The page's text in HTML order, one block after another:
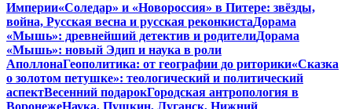
Империи«Соледар» и «Новороссия» в Питере: звёзды,
война, Русская весна и русская реконкистаДорама
«Мышь»: древнейший детектив и родителиДорама
«Мышь»: новый Эдип и наука в роли
АполлонаГеополитика: от географии до риторики«Сказка
о золотом петушке»: теологический и политический
аспектВесенний подарокГородская антропология в
ВоронежеНаука, Пушкин, Луганск, Нижний